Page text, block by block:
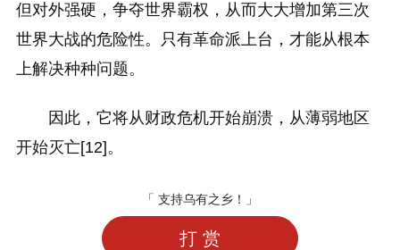
但对外强硬，争夺世界霸权，从而大大增加第三次
世界大战的危险性。只有革命派上台，才能从根本
上解决种种问题。
因此，它将从财政危机开始崩溃，从薄弱地区
开始灭亡[12]。
「 支持乌有之乡！」
打 赏